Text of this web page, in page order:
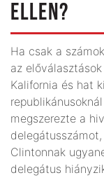
ELLEN?
Ha csak a
az
Kalifornia és hat
megszerezte a
Clintonnak
delegátus